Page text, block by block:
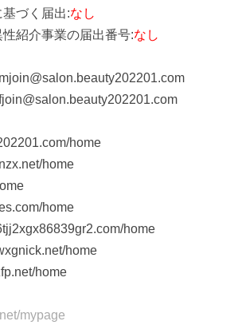
づく届出:なし
紹介事業の届出番号:なし
home
home
home
home
home
home
mypage